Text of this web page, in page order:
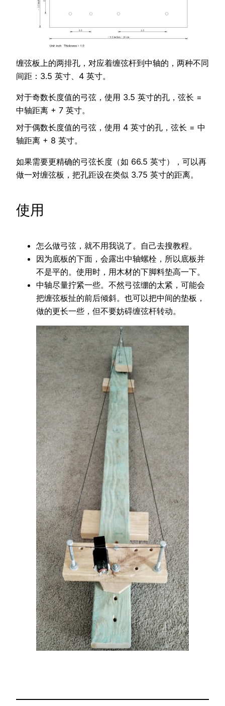
缠弦板上的两排孔，对应着缠弦杆到中轴的，两种不同
间距：3.5 英寸、4 英寸。
对于奇数长度值的弓弦，使用 3.5 英寸的孔，弦长 =
中轴距离 + 7 英寸。
对于偶数长度值的弓弦，使用 4 英寸的孔，弦长 = 中
轴距离 + 8 英寸。
如果需要更精确的弓弦长度（如 66.5 英寸），可以再
做一对缠弦板，把孔距设在类似 3.75 英寸的距离。
使用
怎么做弓弦，就不用我说了。自己去搜教程。
因为底板的下面，会露出中轴螺栓，所以底板并
不是平的。使用时，用木材的下脚料垫高一下。
中轴尽量拧紧一些。不然弓弦绷的太紧，可能会
把缠弦板扯的前后倾斜。也可以把中间的垫板，
做的更长一些，但不要妨碍缠弦杆转动。